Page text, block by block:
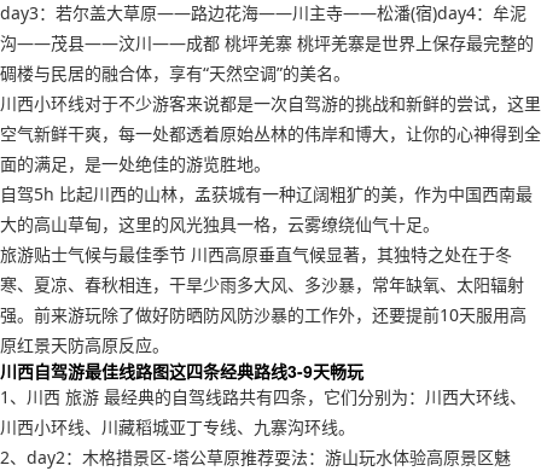
day3：若尔盖大草原——路边花海——川主寺——松潘(宿)day4：牟泥
沟——茂县——汶川——成都 桃坪羌寨 桃坪羌寨是世界上保存最完整的
碉楼与民居的融合体，享有“天然空调”的美名。
川西小环线对于不少游客来说都是一次自驾游的挑战和新鲜的尝试，这里
空气新鲜干爽，每一处都透着原始丛林的伟岸和博大，让你的心神得到全
面的满足，是一处绝佳的游览胜地。
自驾5h 比起川西的山林，孟获城有一种辽阔粗犷的美，作为中国西南最
大的高山草甸，这里的风光独具一格，云雾缭绕仙气十足。
旅游贴士气候与最佳季节 川西高原垂直气候显著，其独特之处在于冬
寒、夏凉、春秋相连，干旱少雨多大风、多沙暴，常年缺氧、太阳辐射
强。前来游玩除了做好防晒防风防沙暴的工作外，还要提前10天服用高
原红景天防高原反应。
川西自驾游最佳线路图这四条经典路线3-9天畅玩
1、川西 旅游 最经典的自驾线路共有四条，它们分别为：川西大环线、
川西小环线、川藏稻城亚丁专线、九寨沟环线。
2、day2：木格措景区-塔公草原推荐耍法：游山玩水体验高原景区魅